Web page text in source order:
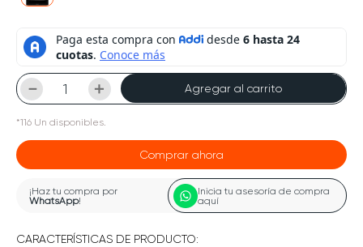
＋
－ Agregar al carrito
*116 Un disponibles.
Comprar ahora
¡Haz tu compra por
WhatsApp!
Inicia tu asesoría de compra
aquí
CARACTERÍSTICAS DE PRODUCTO: